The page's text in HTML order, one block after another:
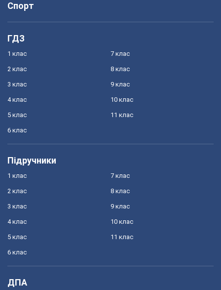
Спорт
ГДЗ
1 клас
2 клас
3 клас
4 клас
5 клас
6 клас
7 клас
8 клас
9 клас
10 клас
11 клас
Підручники
1 клас
2 клас
3 клас
4 клас
5 клас
6 клас
7 клас
8 клас
9 клас
10 клас
11 клас
ДПА